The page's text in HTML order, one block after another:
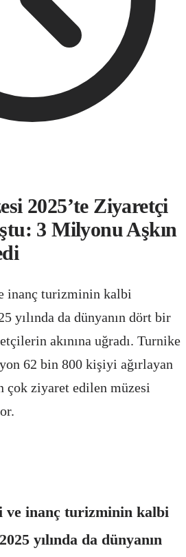
2025’te Ziyaretçi
3 Milyonu Aşkın
inanç turizminin kalbi
yılında da dünyanın dört bir
akınına uğradı. Turnike
62 bin 800 kişiyi ağırlayan
çok ziyaret edilen müzesi
ve inanç turizminin kalbi
yılında da dünyanın